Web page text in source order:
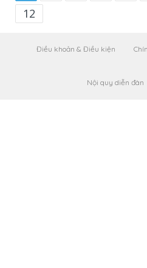
12
Điều khoản & Điều kiện
Nội quy diễn đàn